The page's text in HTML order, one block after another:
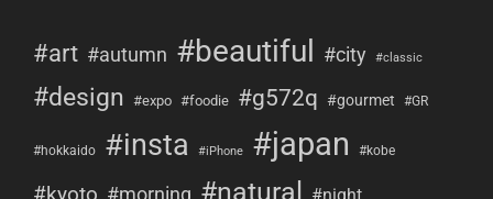
#art #autumn #beautiful #city #classic
#design #expo #foodie #g572q #gourmet #GR
#hokkaido #insta #iPhone #japan #kobe
#morning #natural